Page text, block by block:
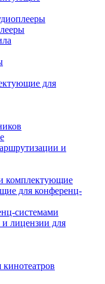
для
и
комплектующие
для конференц-
системами
лицензии для